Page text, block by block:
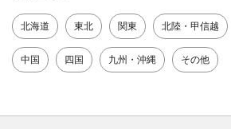
北海道 東北 関東 北陸・甲信越
中国 四国 九州・沖縄 その他